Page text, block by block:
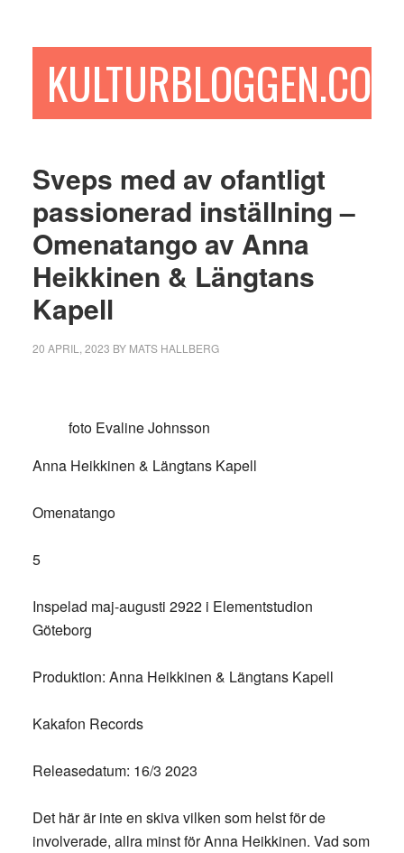
sidofältetKULTURBLOGGEN.COM
Sveps med av ofantligt
passionerad inställning –
Omenatango av Anna
Heikkinen & Längtans
Kapell
20 APRIL, 2023 BY MATS HALLBERG
foto Evaline Johnsson
Anna Heikkinen & Längtans Kapell
Omenatango
5
Inspelad maj-augusti 2922 i Elementstudion
Göteborg
Produktion: Anna Heikkinen & Längtans Kapell
Kakafon Records
Releasedatum: 16/3 2023
Det här är inte en skiva vilken som helst för de
involverade, allra minst för Anna Heikkinen. Vad som